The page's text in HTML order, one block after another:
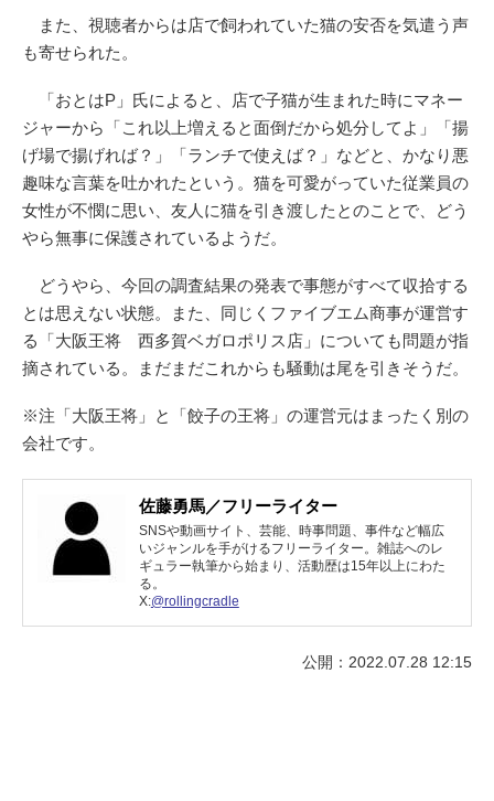
また、視聴者からは店で飼われていた猫の安否を気遣う声
も寄せられた。
「おとはP」氏によると、店で子猫が生まれた時にマネー
ジャーから「これ以上増えると面倒だから処分してよ」「揚
げ場で揚げれば？」「ランチで使えば？」などと、かなり悪
趣味な言葉を吐かれたという。猫を可愛がっていた従業員の
女性が不憫に思い、友人に猫を引き渡したとのことで、どう
やら無事に保護されているようだ。
どうやら、今回の調査結果の発表で事態がすべて収拾する
とは思えない状態。また、同じくファイブエム商事が運営す
る「大阪王将 西多賀ベガロポリス店」についても問題が指
摘されている。まだまだこれからも騒動は尾を引きそうだ。
※注「大阪王将」と「餃子の王将」の運営元はまったく別の
会社です。
佐藤勇馬／フリーライター
SNSや動画サイト、芸能、時事問題、事件など幅広
いジャンルを手がけるフリーライター。雑誌へのレ
ギュラー執筆から始まり、活動歴は15年以上にわた
る。
X:@rollingcradle
公開：2022.07.28 12:15